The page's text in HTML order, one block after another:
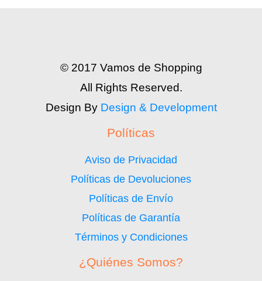
© 2017 Vamos de Shopping
All Rights Reserved.
Design By Design & Development
Políticas
Aviso de Privacidad
Políticas de Devoluciones
Políticas de Envío
Políticas de Garantía
Términos y Condiciones
¿Quiénes Somos?